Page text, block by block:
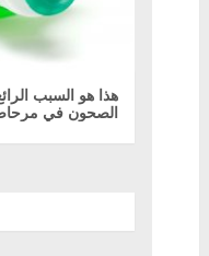
هذا هو السبب
الصحون في